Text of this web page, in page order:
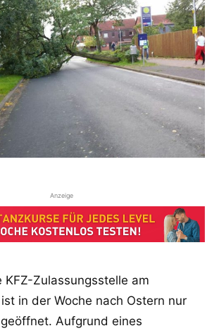
Anzeige
KFZ-Zulassungsstelle am
in der Woche nach Ostern nur
Aufgrund eines